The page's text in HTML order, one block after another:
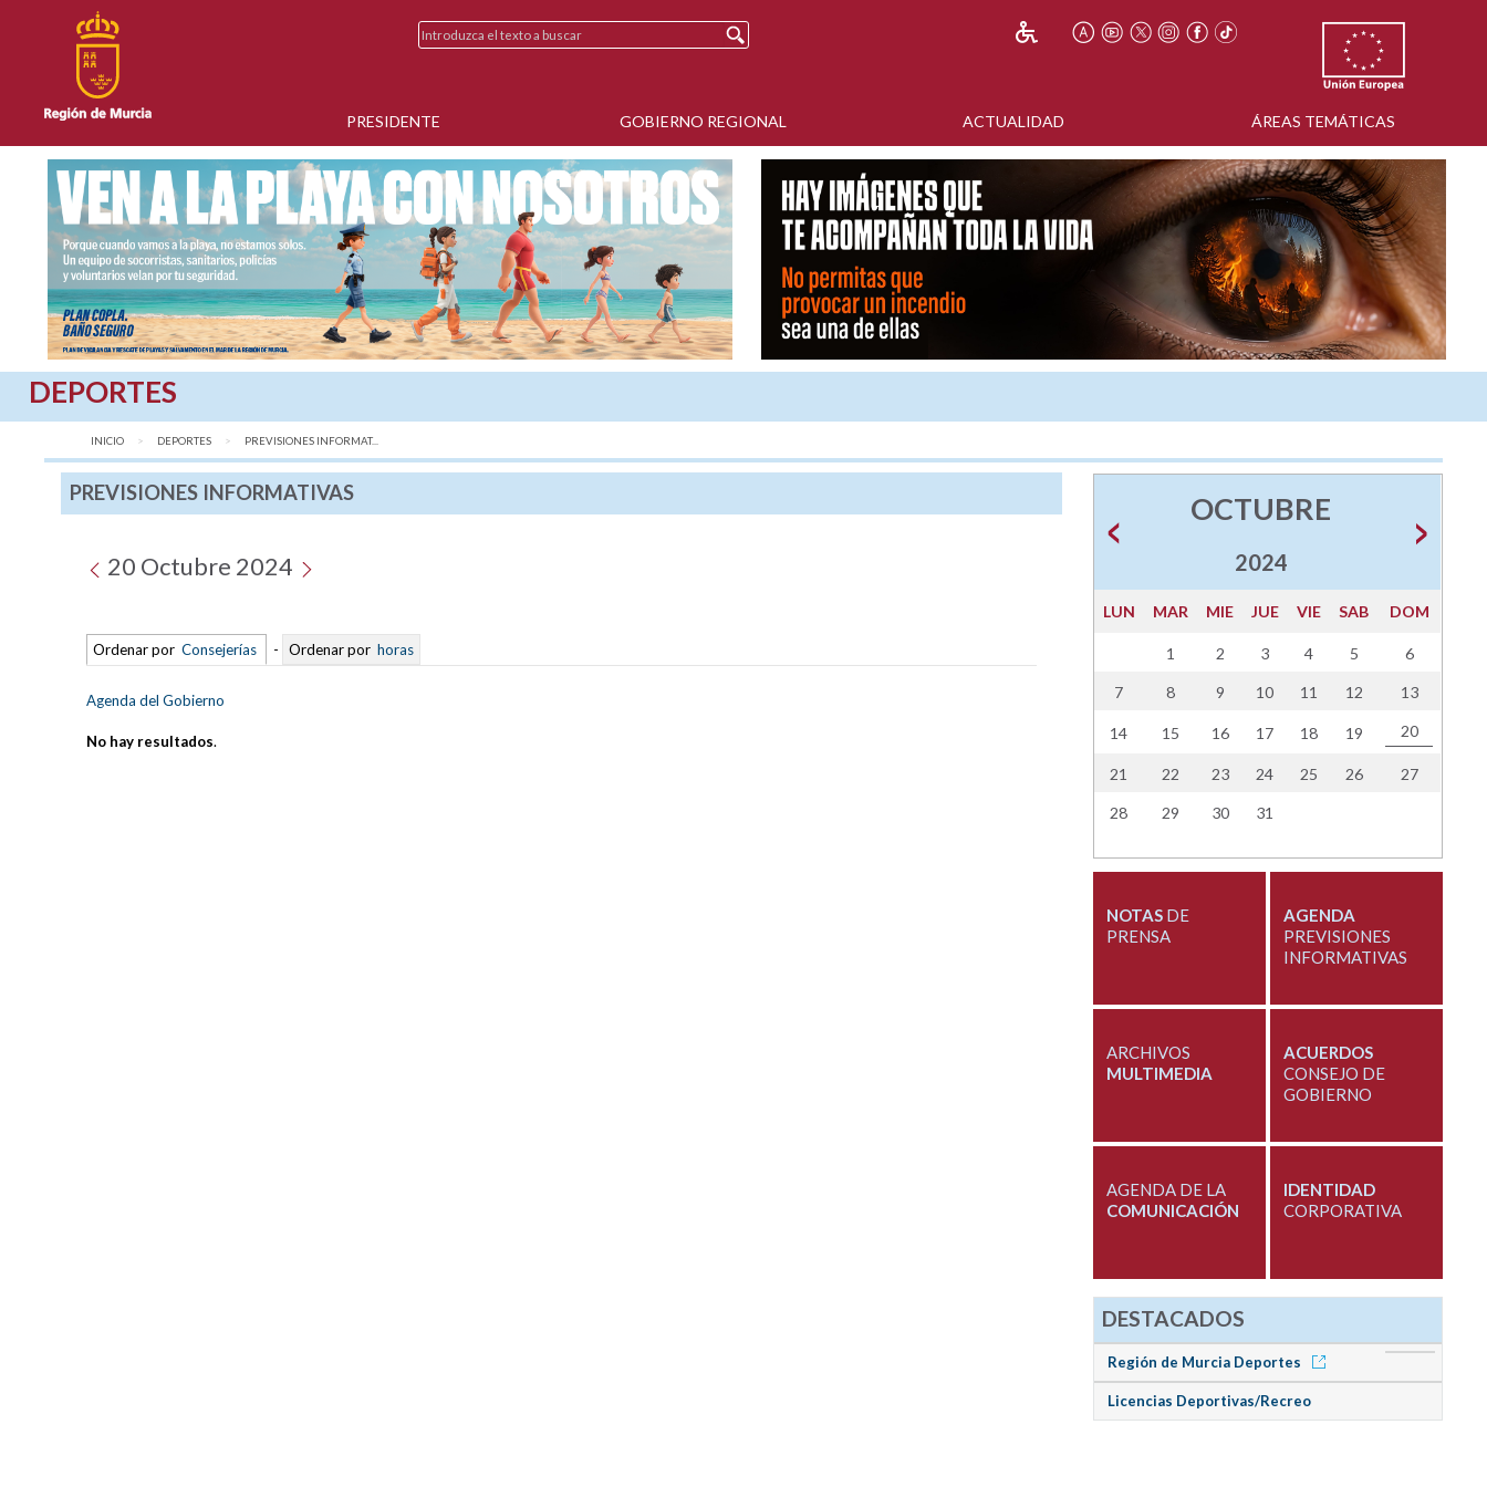
PRESIDENTE GOBIERNO REGIONAL ACTUALIDAD ÁREAS TEMÁTICAS
DEPORTES
INICIO DEPORTES AQUÍ:
PREVISIONES INFORMAT...
PREVISIONES INFORMATIVAS
20 Octubre 2024
Ordenar por Consejerías - Ordenar por horas
Agenda del Gobierno
No hay resultados.
OCTUBRE
2024
LUN MAR MIE JUE VIE SAB DOM
1 2 3 4 5 6
7 8 9 10 11 12 13
14 15 16 17 18 19 20
21 22 23 24 25 26 27
28 29 30 31
NOTASDE
PRENSA
AGENDA
PREVISIONES
INFORMATIVAS
ARCHIVOS
MULTIMEDIA
ACUERDOS
CONSEJO DE
GOBIERNO
AGENDA DE LA
COMUNICACIÓN
IDENTIDAD
CORPORATIVA
DESTACADOS
Región de Murcia Deportes
Licencias Deportivas/Recreo